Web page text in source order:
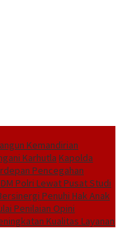
Kemandirian
Karhutla Kapolda
Pencegahan
Polri Lewat Pusat Studi
Penuhi Hak Anak
Penilaian Opini
Kualitas Layanan